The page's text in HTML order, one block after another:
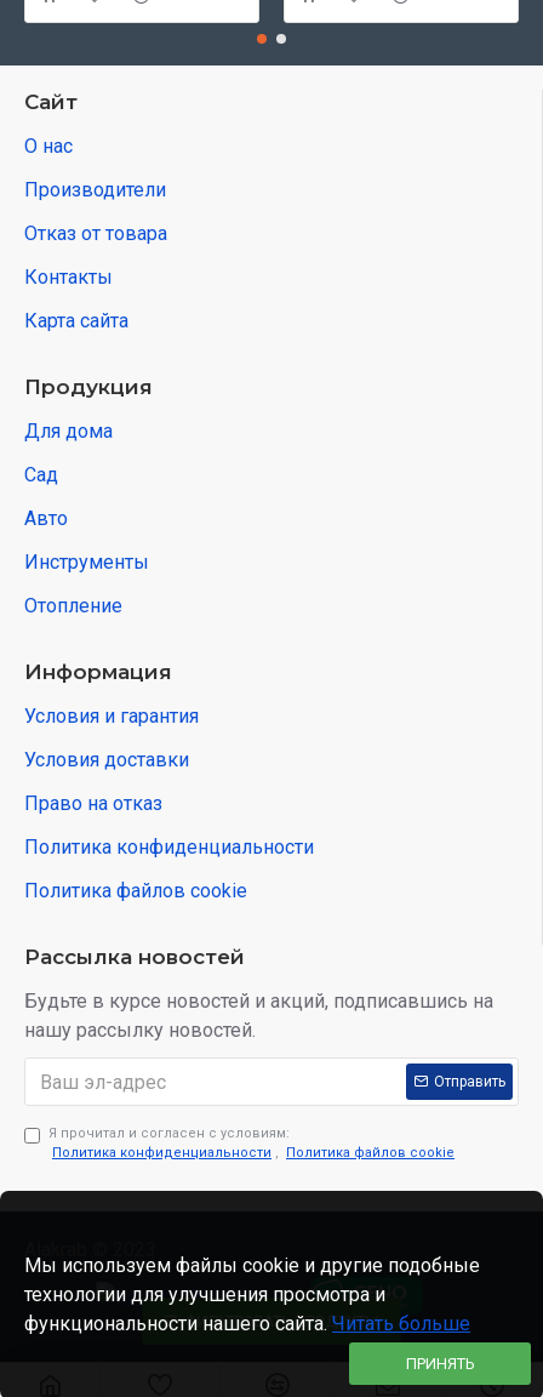
Сайт
О нас
Производители
Отказ от товара
Контакты
Карта сайта
Продукция
Для дома
Сад
Авто
Инструменты
Отопление
Информация
Условия и гарантия
Условия доставки
Право на отказ
Политика конфиденциальности
Политика файлов cookie
Рассылка новостей
Будьте в курсе новостей и акций, подписавшись на
нашу рассылку новостей.
Отправить
Я прочитал и согласен с условиям:
Политика конфиденциальности , Политика файлов cookie
ПРИНЯТЬ
Мы используем файлы cookie и другие подобные
технологии для улучшения просмотра и
функциональности нашего сайта. Читать больше
ФИЛЬТРОВАТЬ ПРОДУКТЫ